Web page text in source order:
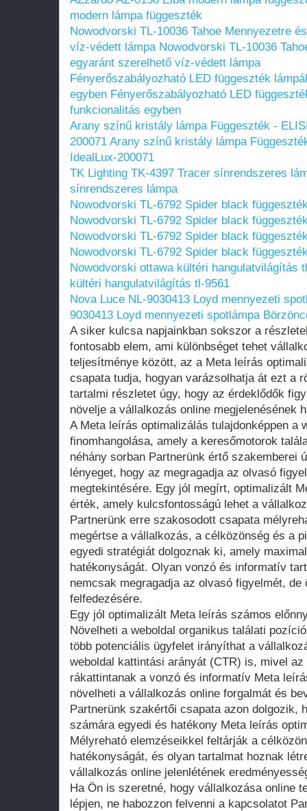
modern lámpa függeszték
Nowodvorski TL-10036 Tahoe Mennyezetre
víz-védett lámpa Nowodvorski TL-10036
egyaránt szerelhető víz-védett lámpa
Fényerőszabályozható LED függeszték
egyben Fényerőszabályozható LED
funkcionalitás egyben
Arany színű kristály lámpa Függeszték -
200071 Arany színű kristály lámpa
IdealLux-200071
TK Lighting TK-4397 Tracer sínrendszeres
sínrendszeres lámpa
Nowodvorski TL-6792 Spider black
Nowodvorski TL-6792 Spider black
Nowodvorski TL-6792 Spider black
Nowodvorski TL-6792 Spider black
Nowodvorski ottawa kültéri hangulatvilágítás
kültéri hangulatvilágítás tl-9561
Nova Luce NL-9030413 Loyd mennyezeti
9030413 Loyd mennyezeti spotlámpa
A siker kulcsa napjainkban sokszor a
fontosabb elem, ami különbséget tehet
teljesítménye között, az a Meta leírás
csapata tudja, hogyan varázsolhatja át ezt a
tartalmi részletet úgy, hogy az érdeklődők
növelje a vállalkozás online megjelenésének
A Meta leírás optimalizálás tulajdonképpen a
finomhangolása, amely a keresőmotorok
néhány sorban Partnerünk értő szakemberei
lényeget, hogy az megragadja az olvasó
megtekintésére. Egy jól megírt, optimalizált
érték, amely kulcsfontosságú lehet a
Partnerünk erre szakosodott csapata
megértse a vállalkozás, a célközönség és a
egyedi stratégiát dolgoznak ki, amely
hatékonyságát. Olyan vonzó és informatív
nemcsak megragadja az olvasó figyelmét,
felfedezésére.
Egy jól optimalizált Meta leírás számos
Növelheti a weboldal organikus találati
több potenciális ügyfelet irányíthat a
weboldal kattintási arányát (CTR) is, mivel
rákattintanak a vonzó és informatív Meta
növelheti a vállalkozás online forgalmát és
Partnerünk szakértői csapata azon dolgozik,
számára egyedi és hatékony Meta leírás
Mélyreható elemzéseikkel feltárják a
hatékonyságát, és olyan tartalmat hoznak
vállalkozás online jelenlétének
Ha Ön is szeretné, hogy vállalkozása online
lépjen, ne habozzon felvenni a kapcsolatot